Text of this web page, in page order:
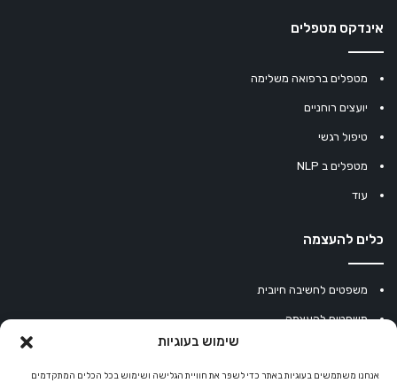
שימוש בעוגיות
אנחנו משתמשים בעוגיות באתר כדי לשפר את חוויית הגלישה ושימוש בכל הכלים המתקדמים
אינדקס מטפלים
מטפלים ברפואה משלימה
יועצים רוחניים
טיפול רגשי
מטפלים ב NLP
עוד
כלים להעצמה
משפטים לחשיבה חיובית
משפטים להעצמה
מחשבון נומרולוגיה